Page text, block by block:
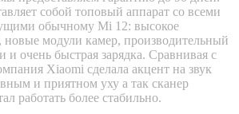
собой топовый аппарат со всеми
обычному Mi 12: высокое
новые модули камер, производительный
и очень быстрая зарядка. Сравнивая с
Xiaomi сделала акцент на звук
и приятном уху а так сканер
работать более стабильно.